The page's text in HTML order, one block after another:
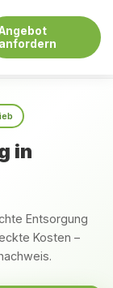
anfordern
in
Entsorgung
Kosten –